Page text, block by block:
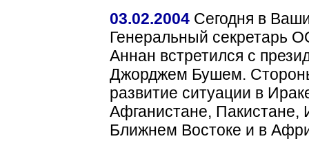
03.02.2004 Сегодня в
Генеральный секретарь
Аннан встретился с
Джорджем Бушем.
развитие ситуации в
Афганистане, Пакистане,
Ближнем Востоке и в